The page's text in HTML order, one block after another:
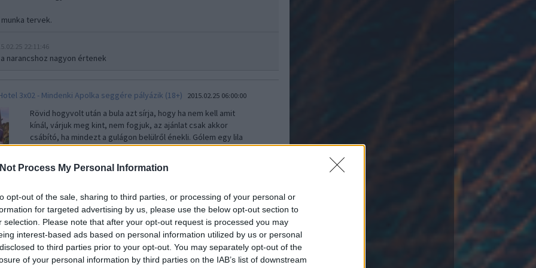
Process My Personal Information
opt-out of the sale, sharing to third parties, or processing of your personal or
for targeted advertising by us, please use the below opt-out section to
selection. Please note that after your opt-out request is processed you may
interest-based ads based on personal information utilized by us or personal
to third parties prior to your opt-out. You may separately opt-out of the
of your personal information by third parties on the IAB’s list of downstream
tervek.
22:11:46
narancshoz nagyon értenek
3x02 - Mindenki Apolka seggére pályázik (18+) 2015.02.25 06:00:00
Rövid hogyvolt után a bula azt sírja, hogy ha nem kell amit
kínál, várjuk meg kint, nem fogjuk, az ajánlat csak akkor
csábító, ha mindezt a gulágon belülről énekli. Gólem egy lila
pólóban, csíkos sortban tolja valami tisztáson a dzsungelben,
14:41:26
akar de azért a botoxot lehegeszteném
19:56:21
: esetleg, hogyne legyenek zaklatva müsorután úgy is automatikusan